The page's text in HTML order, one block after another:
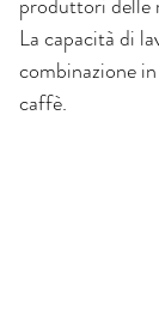
produttori delle
La capacità di
combinazione
caffè.